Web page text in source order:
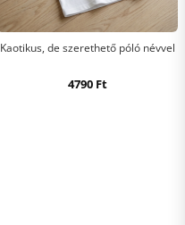
Kaotikus, de szerethető póló névvel
4790 Ft